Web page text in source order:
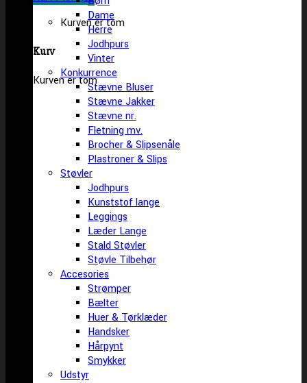
Kurven er tom
Kurv
Kurven er tom
Dame
Herre
Jodhpurs
Vinter
Konkurrence
Stævne Bluser
Stævne Jakker
Stævne nr.
Fletning mv.
Brocher & Slipsenåle
Plastroner & Slips
Støvler
Jodhpurs
Kunststof lange
Leggings
Læder Lange
Stald Støvler
Støvle Tilbehør
Accesories
Strømper
Bælter
Huer & Tørklæder
Handsker
Hårpynt
Smykker
Udstyr